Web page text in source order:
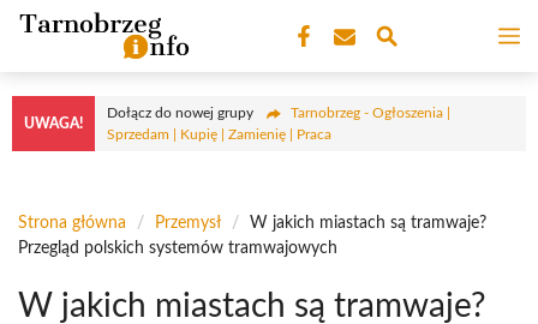
Przejdź
treści
UWAGA!
Dołącz do nowej grupy
Tarnobrzeg - Ogłoszenia |
Sprzedam | Kupię | Zamienię | Praca
Strona główna / Przemysł /
W jakich miastach są tramwaje?
Przegląd polskich systemów tramwajowych
W jakich miastach są tramwaje?